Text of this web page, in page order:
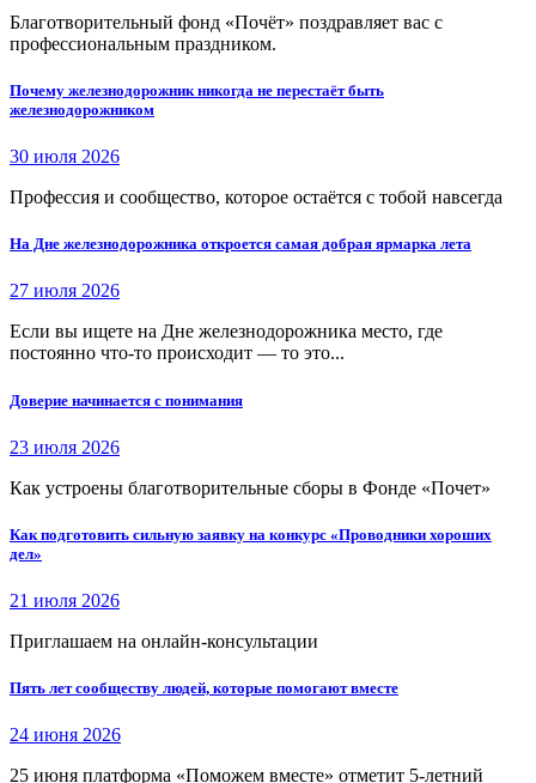
Благотворительный фонд «Почёт» поздравляет вас с
профессиональным праздником.
Почему железнодорожник никогда не перестаёт быть
железнодорожником
30 июля 2026
Профессия и сообщество, которое остаётся с тобой навсегда
На Дне железнодорожника откроется самая добрая ярмарка лета
27 июля 2026
Если вы ищете на Дне железнодорожника место, где
постоянно что-то происходит — то это...
Доверие начинается с понимания
23 июля 2026
Как устроены благотворительные сборы в Фонде «Почет»
Как подготовить сильную заявку на конкурс «Проводники хороших
дел»
21 июля 2026
Приглашаем на онлайн-консультации
Пять лет сообществу людей, которые помогают вместе
24 июня 2026
25 июня платформа «Поможем вместе» отметит 5-летний